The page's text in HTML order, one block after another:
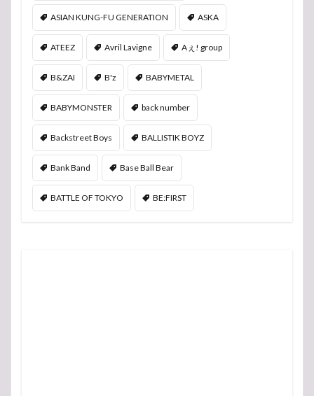
ASIAN KUNG-FU GENERATION ASKA
ATEEZ Avril Lavigne Aぇ! group
B&ZAI B'z BABYMETAL
BABYMONSTER back number
Backstreet Boys BALLISTIK BOYZ
Bank Band Base Ball Bear
BATTLE OF TOKYO BE:FIRST